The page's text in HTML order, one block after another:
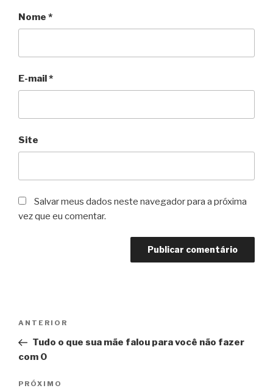
Nome *
E-mail*
Site
Salvar meus dados neste navegador para a próxima
vez que eu comentar.
Post
Post
anterior
ANTERIOR
Tudo o que sua mãe falou para você não fazer
com 0
Próximo
PRÓXIMO